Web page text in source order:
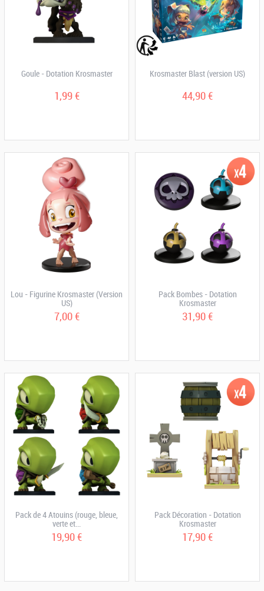
Goule - Dotation Krosmaster
1,99 €
Krosmaster Blast (version US)
44,90 €
Lou - Figurine Krosmaster (Version
US)
7,00 €
Pack Bombes - Dotation
Krosmaster
31,90 €
Pack de 4 Atouins (rouge, bleue,
verte et...
19,90 €
Pack Décoration - Dotation
Krosmaster
17,90 €